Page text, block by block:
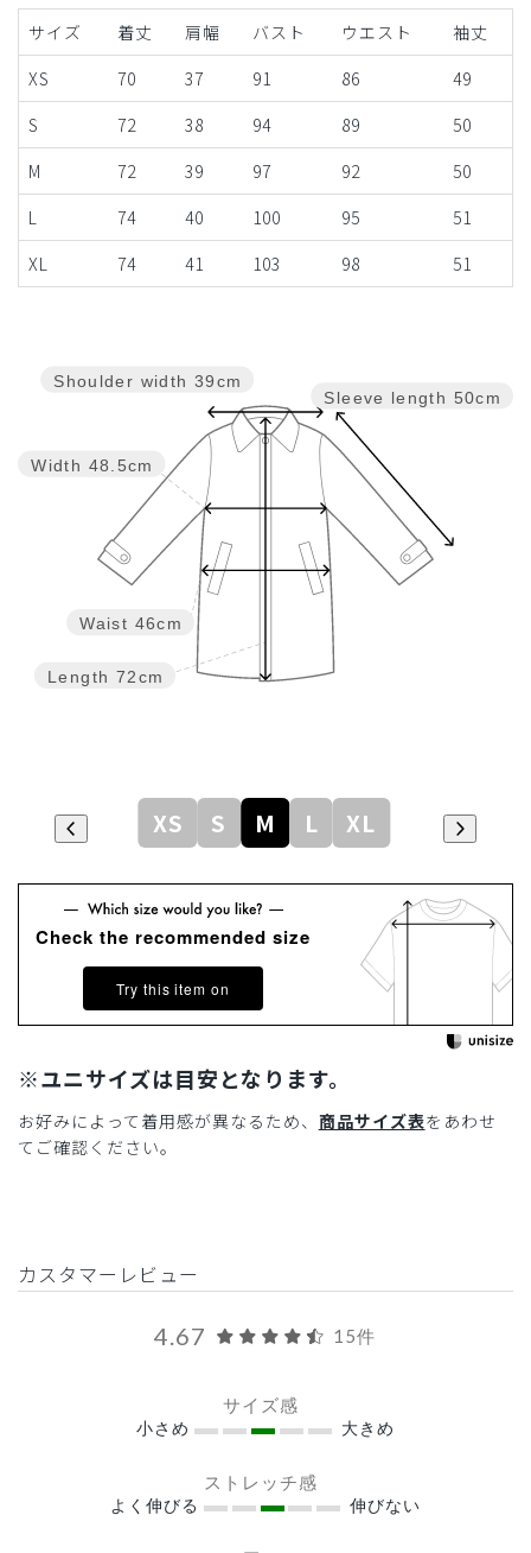
サイズ 着丈 肩幅 バスト ウエスト
袖丈
XS
70 37 91 86
49
S
72 38 94 89
50
M
72 39 97 92
50
L
74 40 100 95
51
XL
74 41 103 98 51
Sleeve length 50cm
Length 72cm
Waist 46cm
Width 48.5cm
Shoulder width 39cm
XS S M L XL
Check the recommended size
Try this item on
※ユニサイズは目安となります。
お好みによって着用感が異なるため、 商品サイズ表をあわせ
てご確認ください。
カスタマーレビュー
4.67 15件
サイズ感
小さめ 大きめ
ストレッチ感
よく伸びる 伸びない